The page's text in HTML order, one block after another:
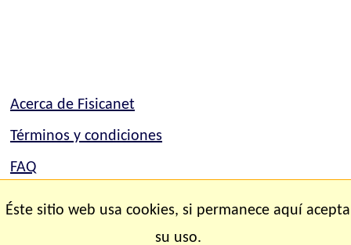
Acerca de Fisicanet
Términos y condiciones
FAQ
Mapa del sitio
Éste sitio web usa cookies, si permanece aquí acepta
su uso.